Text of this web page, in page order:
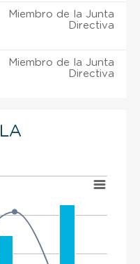
Miembro de la Junta
Directiva
Miembro de la Junta
Directiva